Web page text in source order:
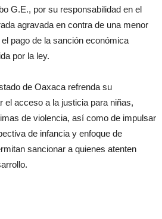
G.E., por su responsabilidad en el
agravada en contra de una menor
pago de la sanción económica
por la ley.
de Oaxaca refrenda su
el acceso a la justicia para niñas,
de violencia, así como de impulsar
de infancia y enfoque de
sancionar a quienes atenten